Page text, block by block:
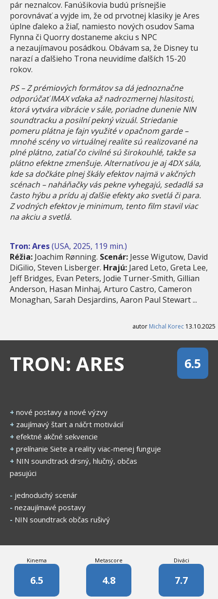
pár neznalcov. Fanúšikovia budú prísnejšie
porovnávať a vyjde im, že od prvotnej klasiky je Ares
úplne ďaleko a žiaľ, namiesto nových osudov Sama
Flynna či Quorry dostaneme akciu s NPC
a nezaujímavou posádkou. Obávam sa, že Disney tu
narazí a ďalšieho Trona neuvidíme ďalších 15-20
rokov.
PS – Z prémiových formátov sa dá jednoznačne
odporúčať IMAX vďaka až nadrozmernej hlasitosti,
ktorá vytvára vibrácie v sále, poriadne dunenie NIN
soundtracku a posilní pekný vizuál. Striedanie
pomeru plátna je fajn využité v opačnom garde –
mnohé scény vo virtuálnej realite sú realizované na
plné plátno, zatiaľ čo civilné sú širokouhlé, takže sa
plátno efektne zmenšuje. Alternatívou je aj 4DX sála,
kde sa dočkáte plnej škály efektov najmä v akčných
scénach – naháňačky vás pekne vyhegajú, sedadlá sa
často hýbu a prídu aj ďalšie efekty ako svetlá či para.
Z vodných efektov je minimum, tento film stavil viac
na akciu a svetlá.
Tron: Ares(USA, 2025, 119 min.)
Réžia: Joachim Rønning. Scenár: Jesse Wigutow, David
DiGilio, Steven Lisberger. Hrajú: Jared Leto, Greta Lee,
Jeff Bridges, Evan Peters, Jodie Turner-Smith, Gillian
Anderson, Hasan Minhaj, Arturo Castro, Cameron
Monaghan, Sarah Desjardins, Aaron Paul Stewart ...
autor Michal Korec 13.10.2025
6.5
TRON: ARES
+ nové postavy a nové výzvy
+ zaujímavý štart a náčrt motivácií
+ efektné akčné sekvencie
+ prelínanie Siete a reality viac-menej funguje
+ NIN soundtrack drsný, hlučný, občas
pasujúci
- jednoduchý scenár
- nezaujímavé postavy
- NIN soundtrack občas rušivý
Kinema
6.5
Metascore
4.8
Diváci
7.7